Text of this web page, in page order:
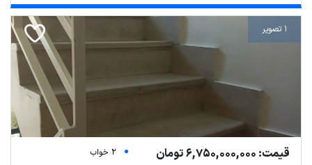
1 تصویر
قیمت: 6,750,000,000 تومان
2 خواب